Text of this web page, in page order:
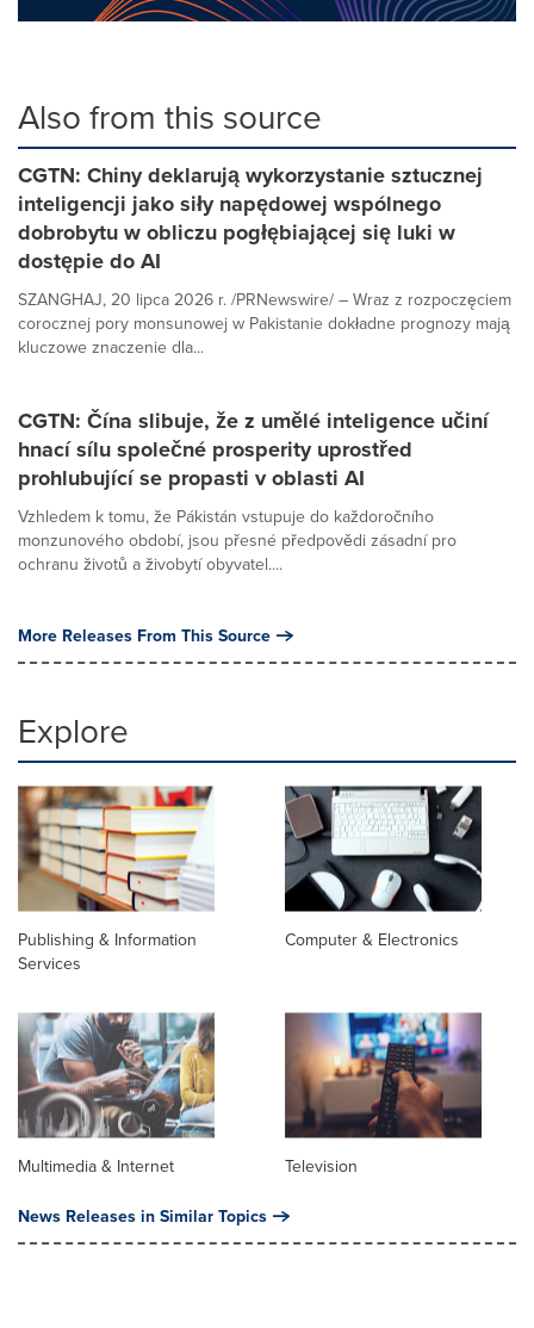
Also from this source
CGTN: Chiny deklarują wykorzystanie sztucznej
inteligencji jako siły napędowej wspólnego
dobrobytu w obliczu pogłębiającej się luki w
dostępie do AI
SZANGHAJ, 20 lipca 2026 r. /PRNewswire/ – Wraz z rozpoczęciem
corocznej pory monsunowej w Pakistanie dokładne prognozy mają
kluczowe znaczenie dla...
CGTN: Čína slibuje, že z umělé inteligence učiní
hnací sílu společné prosperity uprostřed
prohlubující se propasti v oblasti AI
Vzhledem k tomu, že Pákistán vstupuje do každoročního
monzunového období, jsou přesné předpovědi zásadní pro
ochranu životů a živobytí obyvatel....
More Releases From This Source
Explore
Publishing & Information
Services
Computer & Electronics
Multimedia & Internet Television
News Releases in Similar Topics